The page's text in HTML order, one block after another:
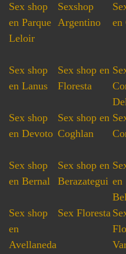
Sex shop
en Parque
Leloir
Sexshop
Argentino
en
Sex shop
en Lanus
Sex shop en
Floresta
Sex shop
en Devoto
Sex shop en
Coghlan
Sex shop
en Bernal
Sex shop en
Berazategui en
Sex shop
en
Avellaneda
Sex Floresta